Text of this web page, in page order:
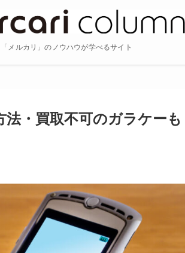
「メルカリ」のノウハウが学べるサイト
・買取不可のガラケーも